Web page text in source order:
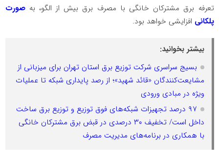
تعرفه برق مشترکان خانگی با مصرف برق بیش از الگو، بهصورت
پلکانی افزایشی خواهد بود.
بیشتر بخوانید:
بسیج سراسری شرکت توزیع برق استان تهران برای میزبانی از
مشایعت‌کنندگان «قائد شهید»؛ از رصد پایداری شبکه تا عملیات
ویژه در مبادی ورودی
۹۷ درصد تجهیزات شبکه‌های فوق توزیع و توزیع برق ساخت
داخل است/ تخفیف ۳۰ درصدی در قبض برق مشترکان خانگی
با همکاری در برنامه‌های مدیریت مصرف